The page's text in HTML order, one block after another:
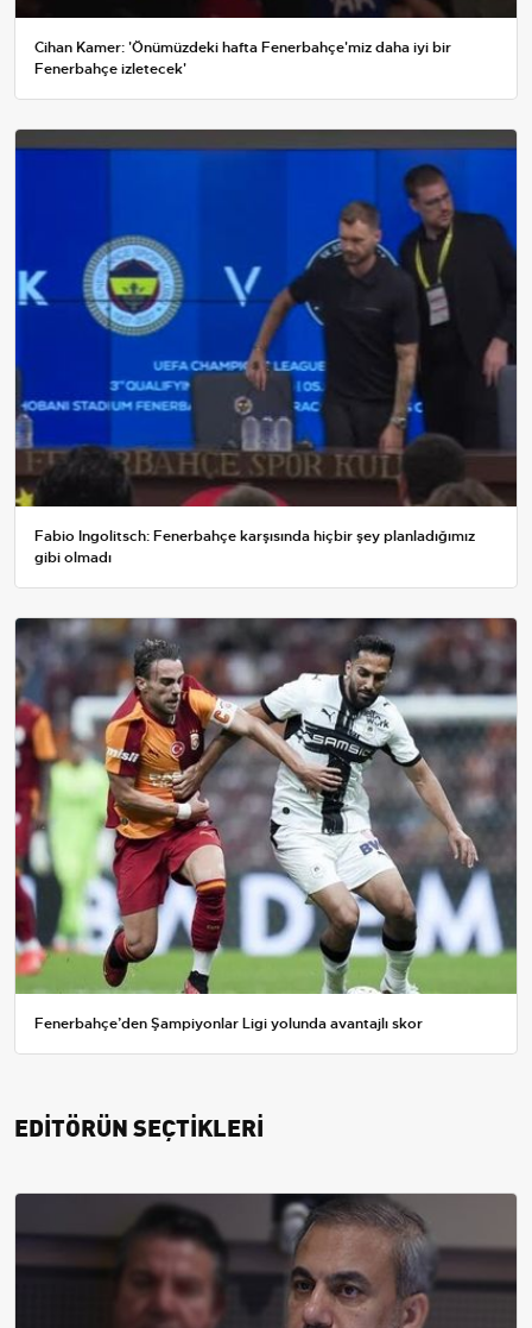
Cihan Kamer: 'Önümüzdeki hafta Fenerbahçe'miz daha iyi bir
Fenerbahçe izletecek'
Fabio Ingolitsch: Fenerbahçe karşısında hiçbir şey planladığımız
gibi olmadı
Fenerbahçe’den Şampiyonlar Ligi yolunda avantajlı skor
EDİTÖRÜN SEÇTİKLERİ